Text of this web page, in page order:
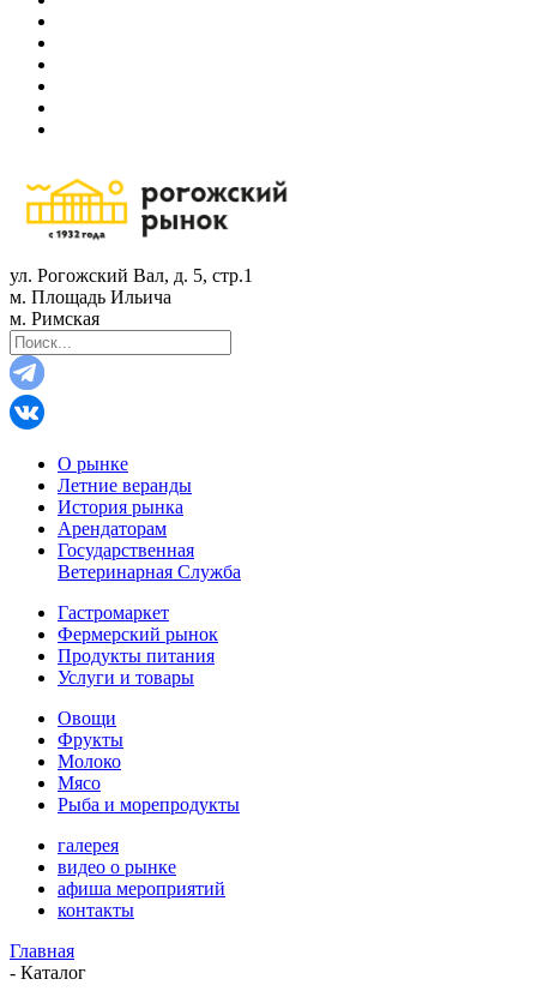
ул. Рогожский Вал, д. 5, стр.1
м. Площадь Ильича
м. Римская
О рынке
Летние веранды
История рынка
Арендаторам
Государственная
Ветеринарная Служба
Гастромаркет
Фермерский рынок
Продукты питания
Услуги и товары
Овощи
Фрукты
Молоко
Мясо
Рыба и морепродукты
галерея
видео о рынке
афиша мероприятий
контакты
Главная
- Каталог